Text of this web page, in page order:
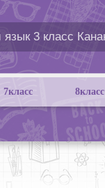
7класс 8класс